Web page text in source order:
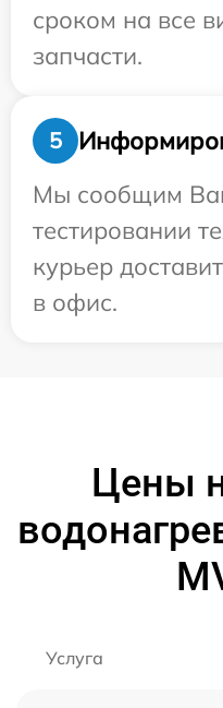
сроком на все
запчасти.
5
Мы сообщим
тестировании
курьер
в офис.
Цены
Услуга